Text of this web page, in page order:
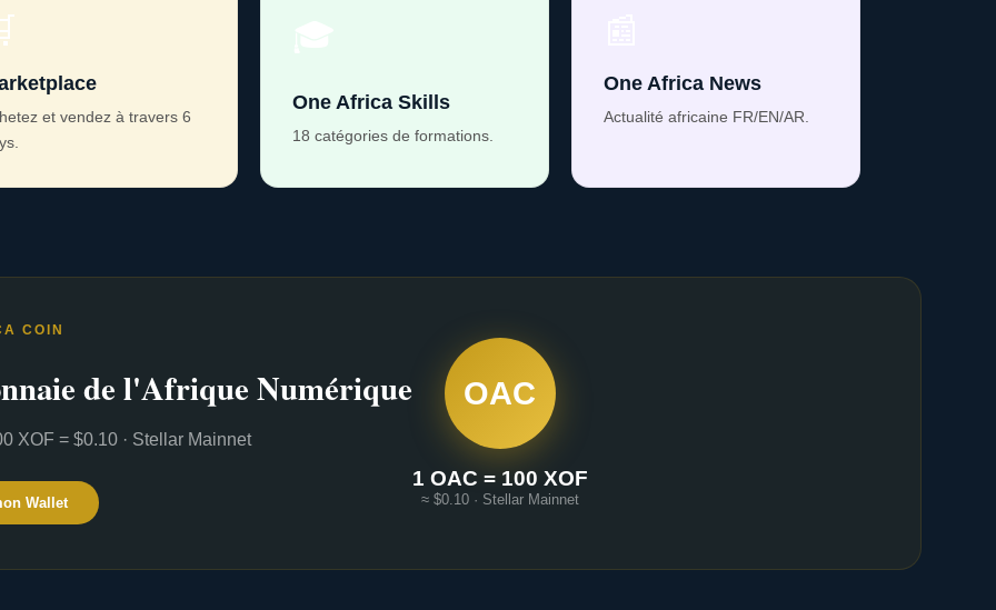
et vendez à travers 6
One Africa Skills
18 catégories de formations.
One Africa News
Actualité africaine FR/EN/AR.
COIN
de l'Afrique Numérique
XOF = $0.10 · Stellar Mainnet
Wallet
OAC
1 OAC = 100 XOF
≈ $0.10 · Stellar Mainnet